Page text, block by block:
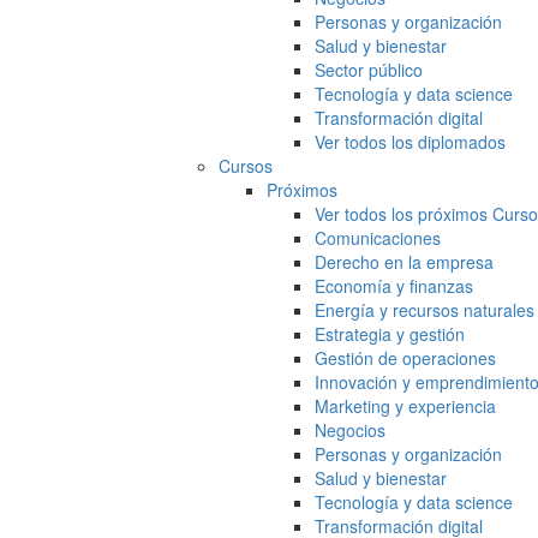
Personas y organización
Salud y bienestar
Sector público
Tecnología y data science
Transformación digital
Ver todos los diplomados
Cursos
Próximos
Ver todos los próximos
Comunicaciones
Derecho en la empresa
Economía y finanzas
Energía y recursos naturales
Estrategia y gestión
Gestión de operaciones
Innovación y emprendimiento
Marketing y experiencia
Negocios
Personas y organización
Salud y bienestar
Tecnología y data science
Transformación digital